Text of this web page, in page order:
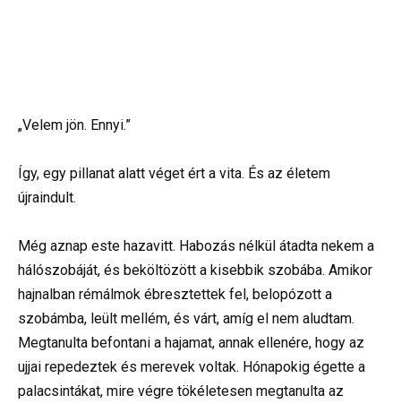
„Velem jön. Ennyi.”
Így, egy pillanat alatt véget ért a vita. És az életem
újraindult.
Még aznap este hazavitt. Habozás nélkül átadta nekem a
hálószobáját, és beköltözött a kisebbik szobába. Amikor
hajnalban rémálmok ébresztettek fel, belopózott a
szobámba, leült mellém, és várt, amíg el nem aludtam.
Megtanulta befontani a hajamat, annak ellenére, hogy az
ujjai repedeztek és merevek voltak. Hónapokig égette a
palacsintákat, mire végre tökéletesen megtanulta az